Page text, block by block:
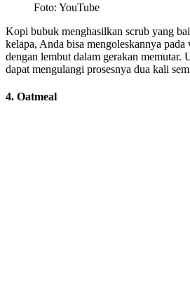
Foto: YouTube
Kopi bubuk menghasilkan scrub yang
kelapa, Anda bisa mengoleskannya
dengan lembut dalam gerakan memutar.
dapat mengulangi prosesnya dua kali
4. Oatmeal